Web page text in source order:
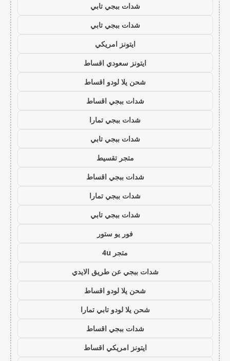
شدات ببجي تابي
شدات ببجي تابي
ايتونز امريكي
ايتونز سعودي اقساط
شحن يلا لودو اقساط
شدات ببجي اقساط
شدات ببجي تمارا
شدات ببجي تابي
متجر تقسيط
شدات ببجي اقساط
شدات ببجي تمارا
شدات ببجي تابي
فور يو ستور
متجر 4u
شدات ببجي عن طريق الايدي
شحن يلا لودو اقساط
شحن يلا لودو تابي تمارا
شدات ببجي اقساط
ايتونز امريكي اقساط